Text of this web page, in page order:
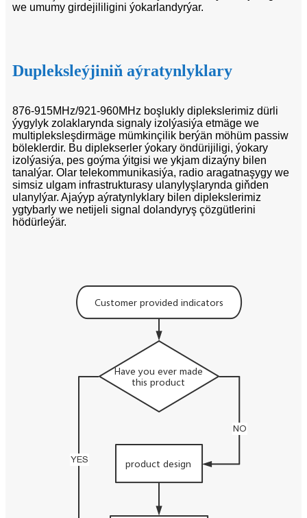
we umumy girdejililigini ýokarlandyrýar.
Dupleksleýjiniň aýratynlyklary
876-915MHz/921-960MHz boşlukly diplekslerimiz dürli
ýygylyk zolaklarynda signaly izolýasiýa etmäge we
multipleksleşdirmäge mümkinçilik berýän möhüm passiw
böleklerdir. Bu diplekserler ýokary öndürijiligi, ýokary
izolýasiýa, pes goýma ýitgisi we ykjam dizaýny bilen
tanalýar. Olar telekommunikasiýa, radio aragatnaşygy we
simsiz ulgam infrastrukturasy ulanylyşlarynda giňden
ulanylýar. Ajaýyp aýratynlyklary bilen diplekslerimiz
ygtybarly we netijeli signal dolandyryş çözgütlerini
hödürleýär.